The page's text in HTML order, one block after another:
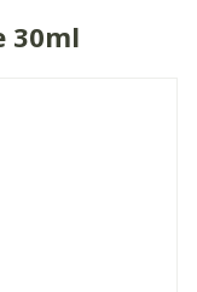
30ml